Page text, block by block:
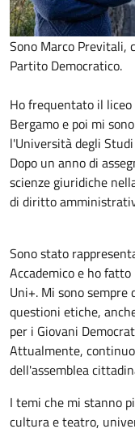
Sono Marco Previtali,
Partito Democratico.
Ho frequentato il liceo
Bergamo e poi mi
l'Università degli
Dopo un anno di
scienze giuridiche
di diritto
Sono stato
Accademico e ho
Uni+. Mi sono
questioni etiche,
per i Giovani
Attualmente,
dell'assemblea
I temi che mi stanno
cultura e teatro,